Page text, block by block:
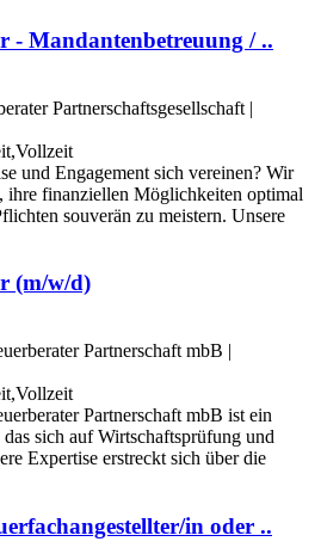
- Mandantenbetreuung / ..
Partnerschaftsgesellschaft |
und Engagement sich vereinen? Wir
ihre finanziellen Möglichkeiten optimal
souverän zu meistern. Unsere
(m/w/d)
Partnerschaft mbB |
Partnerschaft mbB ist ein
sich auf Wirtschaftsprüfung und
Expertise erstreckt sich über die
in oder ..